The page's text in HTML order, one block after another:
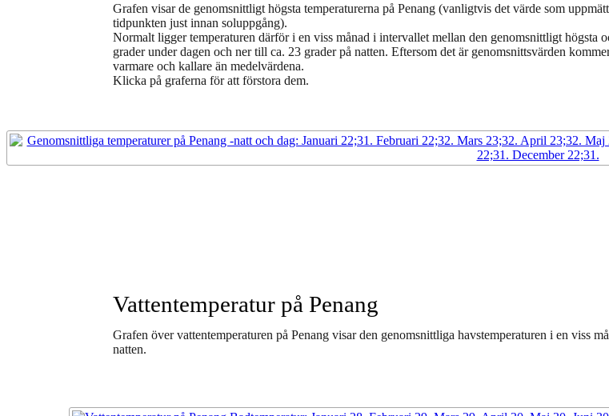
Grafen visar de genomsnittligt högsta temperaturerna på Penang (vanligtvis det värde som
tidpunkten just innan soluppgång).
Normalt ligger temperaturen därför i en viss månad i intervallet mellan den genomsnittligt högsta
grader under dagen och ner till ca. 23 grader på natten. Eftersom det är genomsnittsvärden
varmare och kallare än medelvärdena.
Klicka på graferna för att förstora dem.
Vattentemperatur på Penang
Grafen över vattentemperaturen på Penang visar den genomsnittliga havstemperaturen i en viss
natten.